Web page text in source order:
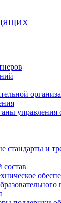
управления
стандарты и
состав